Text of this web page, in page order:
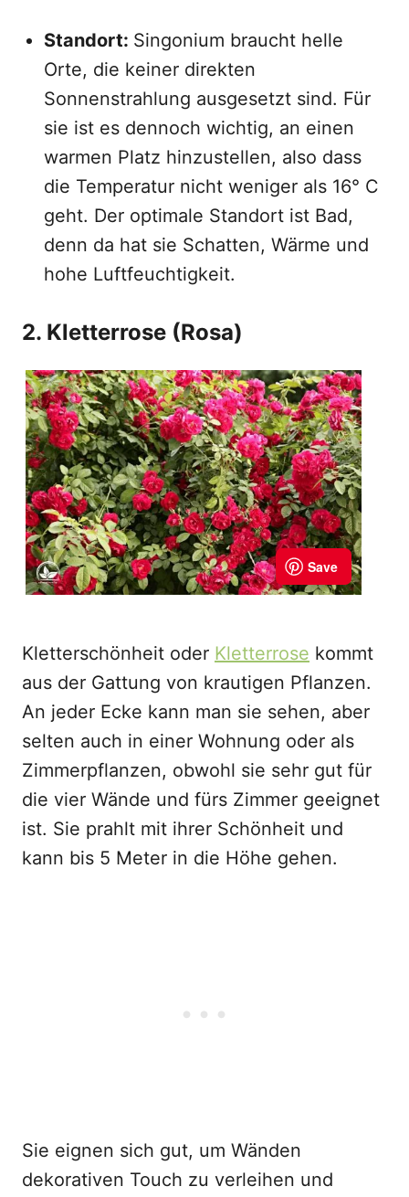
Standort: Singonium braucht helle
Orte, die keiner direkten
Sonnenstrahlung ausgesetzt sind. Für
sie ist es dennoch wichtig, an einen
warmen Platz hinzustellen, also dass
die Temperatur nicht weniger als 16° C
geht. Der optimale Standort ist Bad,
denn da hat sie Schatten, Wärme und
hohe Luftfeuchtigkeit.
2. Kletterrose (Rosa)
Kletterschönheit oder Kletterrose kommt
aus der Gattung von krautigen Pflanzen.
An jeder Ecke kann man sie sehen, aber
selten auch in einer Wohnung oder als
Zimmerpflanzen, obwohl sie sehr gut für
die vier Wände und fürs Zimmer geeignet
ist. Sie prahlt mit ihrer Schönheit und
kann bis 5 Meter in die Höhe gehen.
Sie eignen sich gut, um Wänden
dekorativen Touch zu verleihen und